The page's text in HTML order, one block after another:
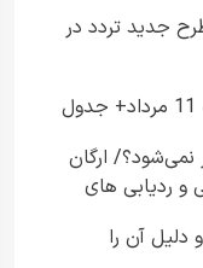
جدید تردد در
ارگان
و ردیابی های
شد و دلیل آن را